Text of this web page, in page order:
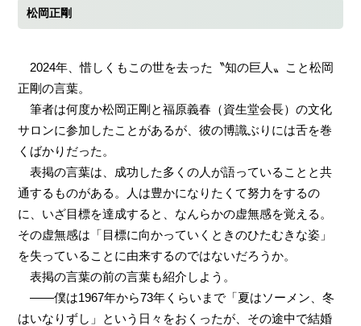
松岡正剛
2024年、惜しくもこの世を去った〝知の巨人〟こと松岡
正剛の言葉。
筆者は何度か松岡正剛と福原義春（資生堂会長）の文化
サロンに参加したことがあるが、彼の博識ぶりには舌を巻
くばかりだった。
表掲の言葉は、成功した多くの人が語っていることと共
通するものがある。人は豊かになりたくて努力をするの
に、いざ目標を達成すると、なんらかの虚無感を覚える。
その虚無感は「目標に向かっていくときのひたむきな姿」
を失っていることに由来するのではないだろうか。
表掲の言葉の前の言葉も紹介しよう。
――僕は1967年から73年くらいまで「夏はソーメン、冬
はいなりずし」という日々をおくったが、その途中で結婚